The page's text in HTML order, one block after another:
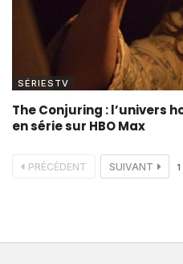
SÉRIESTV
The Conjuring : l’univers
en série sur HBO Max
PRÉCÉDENT SUIVANT 1